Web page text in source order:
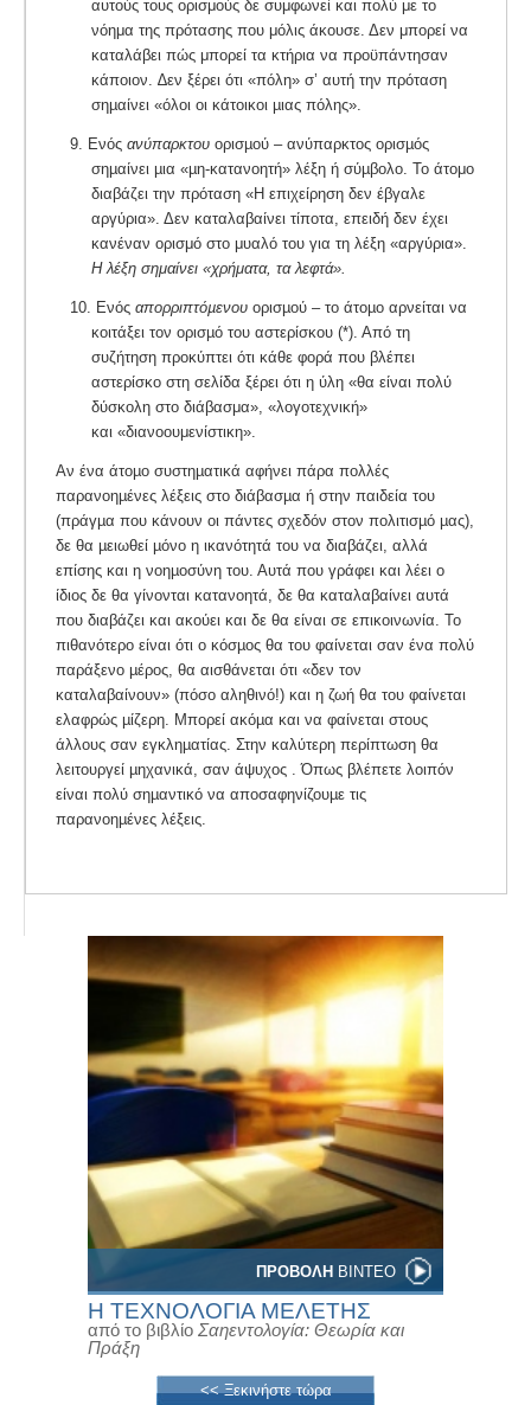
ΠΡΟΒΟΛΗ ΒΙΝΤΕΟ
Η ΤΕΧΝΟΛΟΓΙΑ ΜΕΛΕΤΗΣ
από το βιβλίο Σαηεντολογία: Θεωρία και
Πράξη
<< Ξεκινήστε τώρα
αυτούς τους ορισμούς δε συμφωνεί και πολύ με το
νόημα της πρότασης που μόλις άκουσε. Δεν μπορεί να
καταλάβει πώς μπορεί τα κτήρια να προϋπάντησαν
κάποιον. ∆εν ξέρει ότι «πόλη» σ’ αυτή την πρόταση
σηµαίνει «όλοι οι κάτοικοι µιας πόλης».
9. Ενός ανύπαρκτου ορισµού – ανύπαρκτος ορισµός
σηµαίνει µια «µη-κατανοητή» λέξη ή σύµβολο. Το άτομο
διαβάζει την πρόταση «Η επιχείρηση δεν έβγαλε
αργύρια». Δεν καταλαβαίνει τίποτα, επειδή δεν έχει
κανέναν ορισμό στο μυαλό του για τη λέξη «αργύρια».
Η λέξη σημαίνει «χρήματα, τα λεφτά».
10. Ενός απορριπτόµενου ορισµού – το άτοµο αρνείται να
κοιτάξει τον ορισµό του αστερίσκου (*). Από τη
συζήτηση προκύπτει ότι κάθε φορά που βλέπει
αστερίσκο στη σελίδα ξέρει ότι η ύλη «θα είναι πολύ
δύσκολη στο διάβασμα», «λογοτεχνική»
και «διανοουμενίστικη».
Αν ένα άτοµο συστηµατικά αφήνει πάρα πολλές
παρανοηµένες λέξεις στο διάβασµα ή στην παιδεία του
(πράγµα που κάνουν οι πάντες σχεδόν στον πολιτισµό µας),
δε θα µειωθεί µόνο η ικανότητά του να διαβάζει, αλλά
επίσης και η νοηµοσύνη του. Αυτά που γράφει και λέει ο
ίδιος δε θα γίνονται κατανοητά, δε θα καταλαβαίνει αυτά
που διαβάζει και ακούει και δε θα είναι σε επικοινωνία. Το
πιθανότερο είναι ότι ο κόσµος θα του φαίνεται σαν ένα πολύ
παράξενο µέρος, θα αισθάνεται ότι «δεν τον
καταλαβαίνουν» (πόσο αληθινό!) και η ζωή θα του φαίνεται
ελαφρώς µίζερη. Μπορεί ακόµα και να φαίνεται στους
άλλους σαν εγκληµατίας. Στην καλύτερη περίπτωση θα
λειτουργεί µηχανικά, σαν άψυχος . Όπως βλέπετε λοιπόν
είναι πολύ σηµαντικό να αποσαφηνίζουµε τις
παρανοηµένες λέξεις.